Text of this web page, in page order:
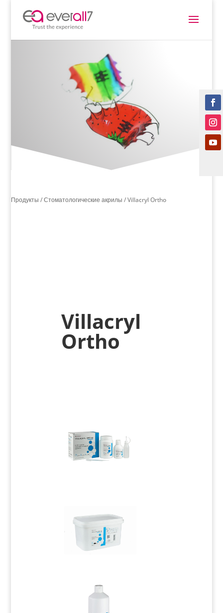
Продукты /Стоматологические акрилы / Villacryl Ortho
Villacryl
Ortho